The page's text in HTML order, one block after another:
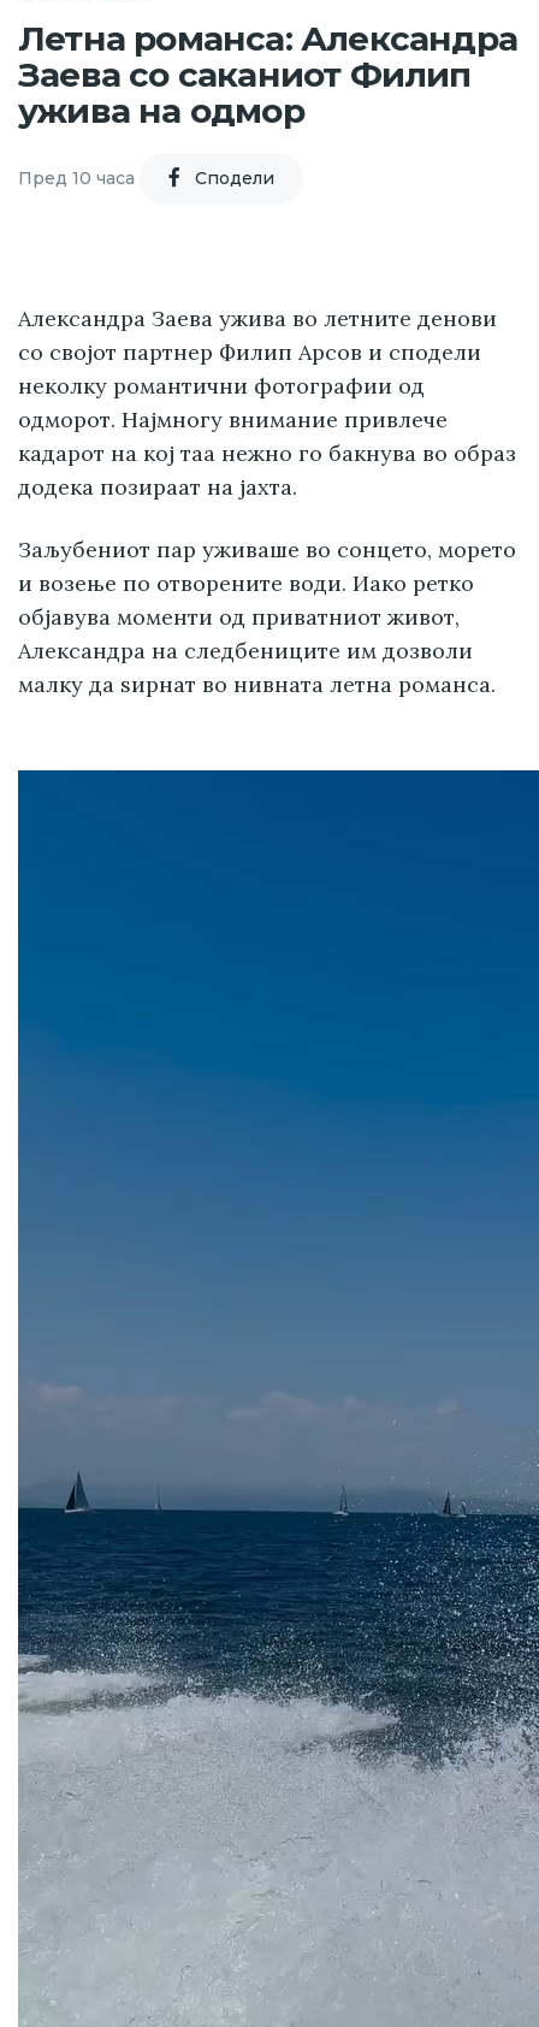
Летна романса: Александра
Заева со саканиот Филип
ужива на одмор
Пред 10 часа Cподели
Александра Заева ужива во летните денови
со својот партнер Филип Арсов и сподели
неколку романтични фотографии од
одморот. Најмногу внимание привлече
кадарот на кој таа нежно го бакнува во образ
додека позираат на јахта.
Заљубениот пар уживаше во сонцето, морето
и возење по отворените води. Иако ретко
објавува моменти од приватниот живот,
Александра на следбениците им дозволи
малку да ѕирнат во нивната летна романса.